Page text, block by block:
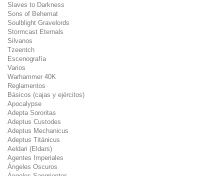
Slaves to Darkness
Sons of Behemat
Soulblight Gravelords
Stormcast Eternals
Silvanos
Tzeentch
Escenografía
Varios
Warhammer 40K
Reglamentos
Básicos (cajas y ejércitos)
Apocalypse
Adepta Sororitas
Adeptus Custodes
Adeptus Mechanicus
Adeptus Titánicus
Aeldari (Eldars)
Agentes Imperiales
Ángeles Oscuros